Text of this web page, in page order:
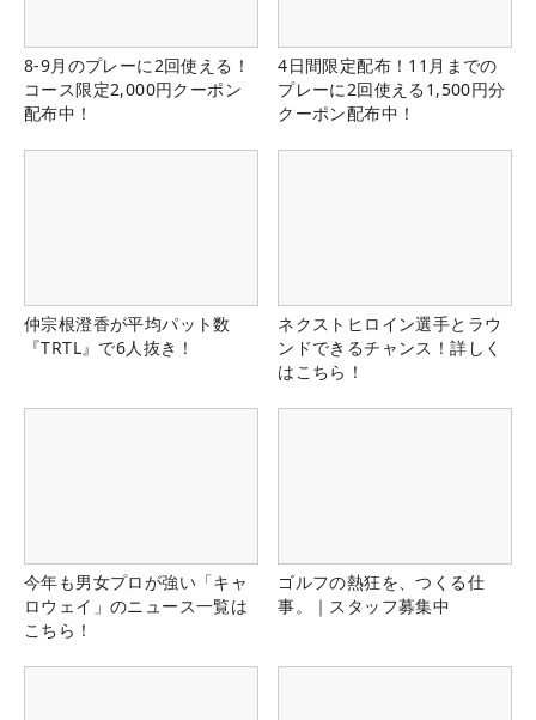
8-9月のプレーに2回使える！
コース限定2,000円クーポン
配布中！
4日間限定配布！11月までの
プレーに2回使える1,500円分
クーポン配布中！
仲宗根澄香が平均パット数
『TRTL』で6人抜き！
ネクストヒロイン選手とラウ
ンドできるチャンス！詳しく
はこちら！
今年も男女プロが強い「キャ
ロウェイ」のニュース一覧は
こちら！
ゴルフの熱狂を、つくる仕
事。｜スタッフ募集中